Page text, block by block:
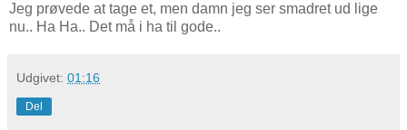
Jeg prøvede at tage et, men damn jeg ser smadret ud lige
nu.. Ha Ha.. Det må i ha til gode..
Udgivet: 01:16
Del